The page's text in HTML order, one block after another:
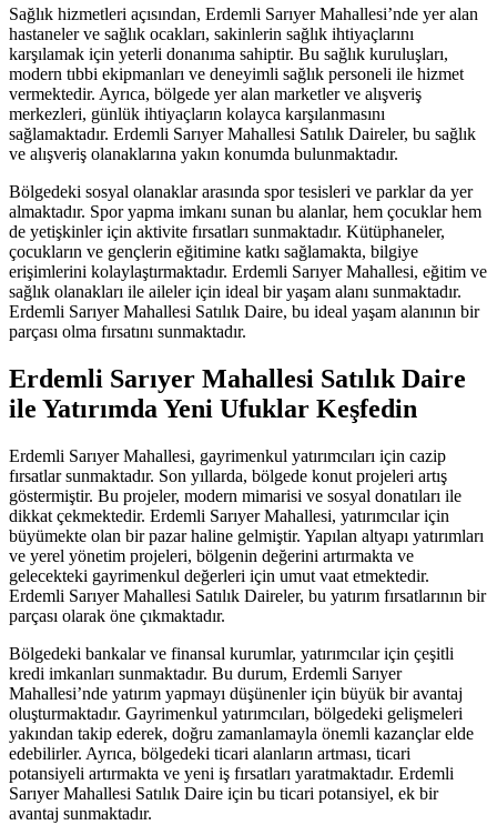
Sağlık hizmetleri açısından, Erdemli Sarıyer Mahallesi’nde yer alan
hastaneler ve sağlık ocakları, sakinlerin sağlık ihtiyaçlarını
karşılamak için yeterli donanıma sahiptir. Bu sağlık kuruluşları,
modern tıbbi ekipmanları ve deneyimli sağlık personeli ile hizmet
vermektedir. Ayrıca, bölgede yer alan marketler ve alışveriş
merkezleri, günlük ihtiyaçların kolayca karşılanmasını
sağlamaktadır. Erdemli Sarıyer Mahallesi Satılık Daireler, bu sağlık
ve alışveriş olanaklarına yakın konumda bulunmaktadır.
Bölgedeki sosyal olanaklar arasında spor tesisleri ve parklar da yer
almaktadır. Spor yapma imkanı sunan bu alanlar, hem çocuklar hem
de yetişkinler için aktivite fırsatları sunmaktadır. Kütüphaneler,
çocukların ve gençlerin eğitimine katkı sağlamakta, bilgiye
erişimlerini kolaylaştırmaktadır. Erdemli Sarıyer Mahallesi, eğitim ve
sağlık olanakları ile aileler için ideal bir yaşam alanı sunmaktadır.
Erdemli Sarıyer Mahallesi Satılık Daire, bu ideal yaşam alanının bir
parçası olma fırsatını sunmaktadır.
Erdemli Sarıyer Mahallesi Satılık Daire
ile Yatırımda Yeni Ufuklar Keşfedin
Erdemli Sarıyer Mahallesi, gayrimenkul yatırımcıları için cazip
fırsatlar sunmaktadır. Son yıllarda, bölgede konut projeleri artış
göstermiştir. Bu projeler, modern mimarisi ve sosyal donatıları ile
dikkat çekmektedir. Erdemli Sarıyer Mahallesi, yatırımcılar için
büyümekte olan bir pazar haline gelmiştir. Yapılan altyapı yatırımları
ve yerel yönetim projeleri, bölgenin değerini artırmakta ve
gelecekteki gayrimenkul değerleri için umut vaat etmektedir.
Erdemli Sarıyer Mahallesi Satılık Daireler, bu yatırım fırsatlarının bir
parçası olarak öne çıkmaktadır.
Bölgedeki bankalar ve finansal kurumlar, yatırımcılar için çeşitli
kredi imkanları sunmaktadır. Bu durum, Erdemli Sarıyer
Mahallesi’nde yatırım yapmayı düşünenler için büyük bir avantaj
oluşturmaktadır. Gayrimenkul yatırımcıları, bölgedeki gelişmeleri
yakından takip ederek, doğru zamanlamayla önemli kazançlar elde
edebilirler. Ayrıca, bölgedeki ticari alanların artması, ticari
potansiyeli artırmakta ve yeni iş fırsatları yaratmaktadır. Erdemli
Sarıyer Mahallesi Satılık Daire için bu ticari potansiyel, ek bir
avantaj sunmaktadır.